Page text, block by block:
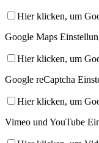
Hier klicken, um
Google Maps
Hier klicken, um
Google reCaptcha
Hier klicken, um
Vimeo und YouTube